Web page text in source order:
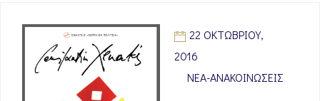
22 ΟΚΤΩΒΡΊΟΥ,
2016
ΝΈΑ-ΑΝΑΚΟΙΝΏΣΕΙΣ